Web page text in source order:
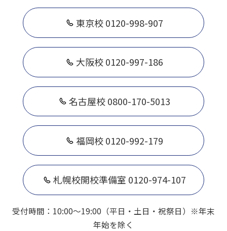
東京校 0120-998-907
大阪校 0120-997-186
名古屋校 0800-170-5013
福岡校 0120-992-179
札幌校開校準備室 0120-974-107
受付時間：10:00～19:00（平日・土日・祝祭日）※年末
年始を除く